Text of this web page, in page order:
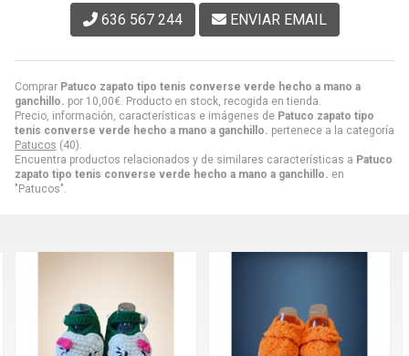
Comprar Patuco zapato tipo tenis converse verde hecho a mano a
ganchillo. por 10,00€ . Producto en stock, recogida en tienda.
Precio, información, características e imágenes de Patuco zapato tipo
tenis converse verde hecho a mano a ganchillo. pertenece a la categoría
Patucos (40).
Encuentra productos relacionados y de similares características a Patuco
zapato tipo tenis converse verde hecho a mano a ganchillo. en
"Patucos".
636 567 244 ENVIAR EMAIL